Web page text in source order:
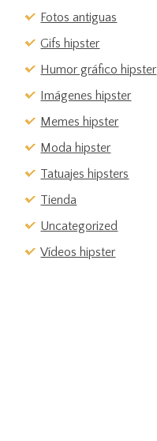
Fotos antiguas
Gifs hipster
Humor gráfico hipster
Imágenes hipster
Memes hipster
Moda hipster
Tatuajes hipsters
Tienda
Uncategorized
Vídeos hipster